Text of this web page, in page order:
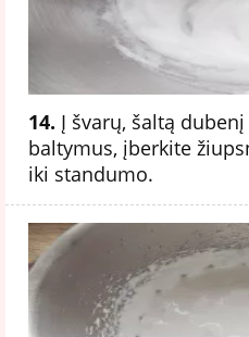
14. Į švarų, šaltą
baltymus, įberkite
iki standumo.